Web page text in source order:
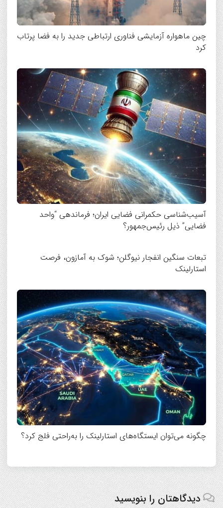
چین ماهواره آزمایشی فناوری ارتباطی جدید را به فضا پرتاب
کرد
آسیب‌شناسی حکمرانی فضایی ایران؛ فرماندهی “واحد
فضایی” ذیل رئیس‌جمهور؟
تبعات سنگین انفجار نیوگلن؛ شوک به آمازون، فرصت
استارلینک
چگونه می‌توان ایستگاه‌های استارلینک را به‌راحتی فلج کرد؟
دیدگاهتان را بنویسید